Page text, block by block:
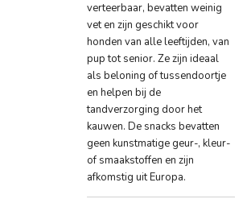
verteerbaar, bevatten weinig
vet en zijn geschikt voor
honden van alle leeftijden, van
pup tot senior. Ze zijn ideaal
als beloning of tussendoortje
en helpen bij de
tandverzorging door het
kauwen. De snacks bevatten
geen kunstmatige geur-, kleur-
of smaakstoffen en zijn
afkomstig uit Europa.